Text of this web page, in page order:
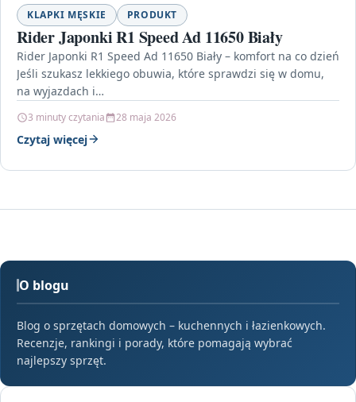
KLAPKI MĘSKIE PRODUKT
Rider Japonki R1 Speed Ad 11650 Biały
Rider Japonki R1 Speed Ad 11650 Biały – komfort na co dzień
Jeśli szukasz lekkiego obuwia, które sprawdzi się w domu,
na wyjazdach i…
3 minuty czytania 28 maja 2026
Czytaj więcej
O blogu
Blog o sprzętach domowych – kuchennych i łazienkowych.
Recenzje, rankingi i porady, które pomagają wybrać
najlepszy sprzęt.